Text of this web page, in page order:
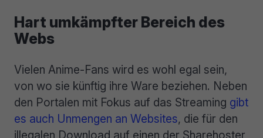
Hart umkämpfter Bereich des
Webs
Vielen Anime-Fans wird es wohl egal sein,
von wo sie künftig ihre Ware beziehen. Neben
den Portalen mit Fokus auf das Streaming gibt
es auch Unmengen an Websites, die für den
illegalen Download auf einen der Sharehoster